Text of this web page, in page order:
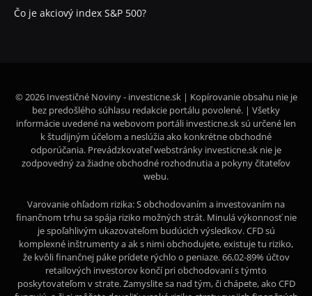
Čo je akciový index S&P 500?
© 2026 Investičné Noviny - investicne.sk | Kopírovanie obsahu nie je
bez predošlého súhlasu redakcie portálu povolené. | Všetky
informácie uvedené na webovom portáli investicne.sk sú určené len
k študijným účelom a neslúžia ako konkrétne obchodné
odporúčania. Prevádzkovateľ webstránky investicne.sk nie je
zodpovedný za žiadne obchodné rozhodnutia a pokyny čitateľov
webu.
Varovanie ohľadom rizika: S obchodovaním a investovaním na
finančnom trhu sa spája riziko možných strát. Minulá výkonnosť nie
je spoľahlivým ukazovateľom budúcich výsledkov. CFD sú
komplexné inštrumenty a ak s nimi obchodujete, existuje tu riziko,
že kvôli finančnej páke prídete rýchlo o peniaze. 66,02-89% účtov
retailových investorov končí pri obchodovaní s týmto
poskytovateľom v strate. Zamyslite sa nad tým, či chápete, ako CFD